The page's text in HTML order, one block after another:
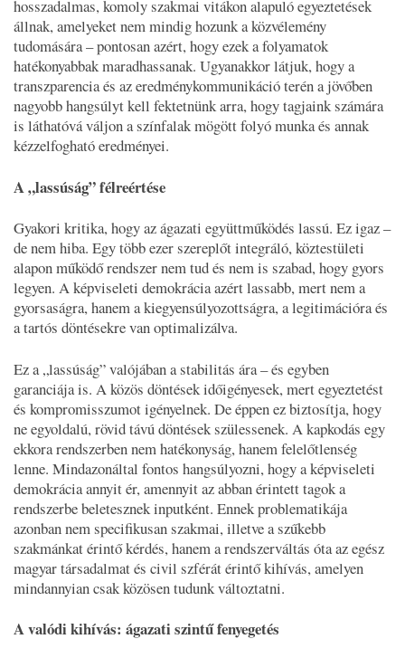
hosszadalmas, komoly szakmai vitákon alapuló egyeztetések
állnak, amelyeket nem mindig hozunk a közvélemény
tudomására – pontosan azért, hogy ezek a folyamatok
hatékonyabbak maradhassanak. Ugyanakkor látjuk, hogy a
transzparencia és az eredménykommunikáció terén a jövőben
nagyobb hangsúlyt kell fektetnünk arra, hogy tagjaink számára
is láthatóvá váljon a színfalak mögött folyó munka és annak
kézzelfogható eredményei.
A „lassúság” félreértése
Gyakori kritika, hogy az ágazati együttműködés lassú. Ez igaz –
de nem hiba. Egy több ezer szereplőt integráló, köztestületi
alapon működő rendszer nem tud és nem is szabad, hogy gyors
legyen. A képviseleti demokrácia azért lassabb, mert nem a
gyorsaságra, hanem a kiegyensúlyozottságra, a legitimációra és
a tartós döntésekre van optimalizálva.
Ez a „lassúság” valójában a stabilitás ára – és egyben
garanciája is. A közös döntések időigényesek, mert egyeztetést
és kompromisszumot igényelnek. De éppen ez biztosítja, hogy
ne egyoldalú, rövid távú döntések szülessenek. A kapkodás egy
ekkora rendszerben nem hatékonyság, hanem felelőtlenség
lenne. Mindazonáltal fontos hangsúlyozni, hogy a képviseleti
demokrácia annyit ér, amennyit az abban érintett tagok a
rendszerbe beletesznek inputként. Ennek problematikája
azonban nem specifikusan szakmai, illetve a szűkebb
szakmánkat érintő kérdés, hanem a rendszerváltás óta az egész
magyar társadalmat és civil szférát érintő kihívás, amelyen
mindannyian csak közösen tudunk változtatni.
A valódi kihívás: ágazati szintű fenyegetés